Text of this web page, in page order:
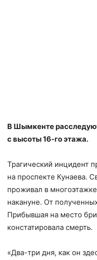
В Шымкенте
с высоты 16-го этажа.
Трагический инцидент
на проспекте Кунаева.
проживал в
накануне. От
Прибывшая на место
констатировала смерть.
«Два-три дня, как он